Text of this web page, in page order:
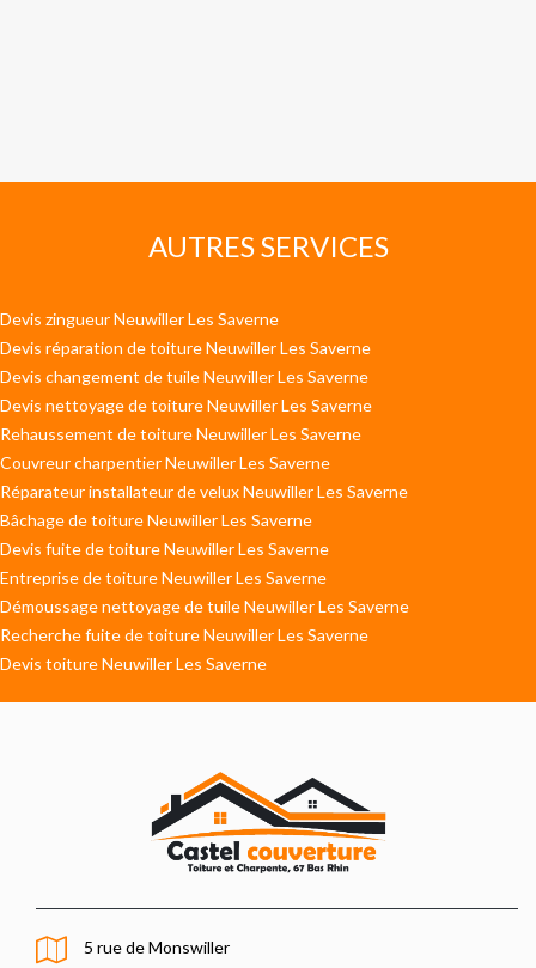
AUTRES SERVICES
Devis zingueur Neuwiller Les Saverne
Devis réparation de toiture Neuwiller Les Saverne
Devis changement de tuile Neuwiller Les Saverne
Devis nettoyage de toiture Neuwiller Les Saverne
Rehaussement de toiture Neuwiller Les Saverne
Couvreur charpentier Neuwiller Les Saverne
Réparateur installateur de velux Neuwiller Les Saverne
Bâchage de toiture Neuwiller Les Saverne
Devis fuite de toiture Neuwiller Les Saverne
Entreprise de toiture Neuwiller Les Saverne
Démoussage nettoyage de tuile Neuwiller Les Saverne
Recherche fuite de toiture Neuwiller Les Saverne
Devis toiture Neuwiller Les Saverne
5 rue de Monswiller